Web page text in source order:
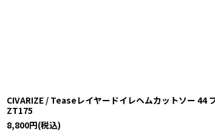
CIVARIZE / Teaseレイヤードイレヘムカットソー
ZT175
8,800円(税込)